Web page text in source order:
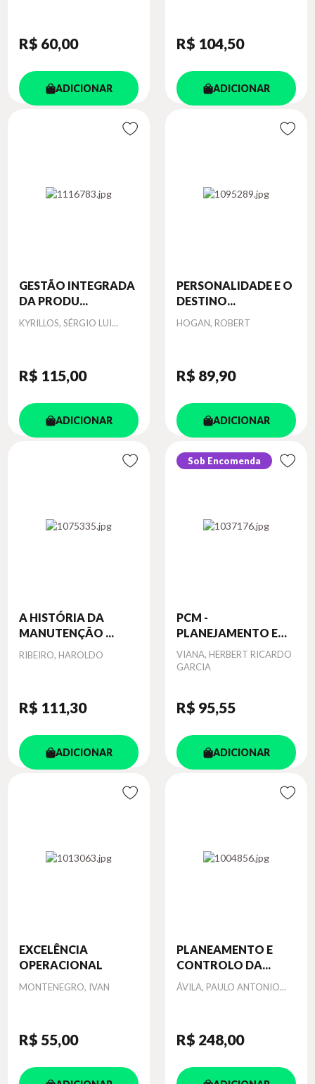
R$ 60,00
ADICIONAR
R$ 104,50
ADICIONAR
GESTÃO INTEGRADA
DA PRODU...
Autor
KYRILLOS, SÉRGIO LUI...
R$ 115,00
ADICIONAR
PERSONALIDADE E O
DESTINO...
Autor
HOGAN, ROBERT
R$ 89,90
ADICIONAR
A HISTÓRIA DA
MANUTENÇÃO ...
Autor
RIBEIRO, HAROLDO
R$ 111,30
ADICIONAR
Sob Encomenda
PCM -
PLANEJAMENTO E
CONT...
Autor
VIANA, HERBERT RICARDO
GARCIA
R$ 95,55
ADICIONAR
EXCELÊNCIA
OPERACIONAL
Autor
MONTENEGRO, IVAN
R$ 55,00
PLANEAMENTO E
CONTROLO DA...
Autor
ÁVILA, PAULO ANTONIO...
R$ 248,00